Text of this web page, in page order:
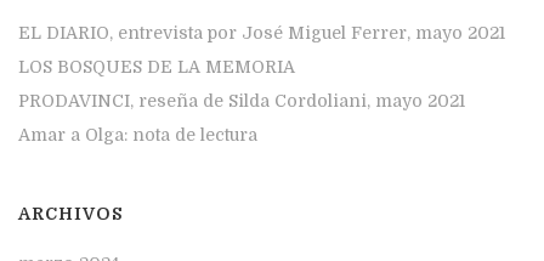
EL DIARIO, entrevista por José Miguel Ferrer, mayo 2021
LOS BOSQUES DE LA MEMORIA
PRODAVINCI, reseña de Silda Cordoliani, mayo 2021
Amar a Olga: nota de lectura
ARCHIVOS